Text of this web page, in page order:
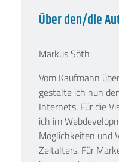
Über den/die
Markus Söth
Vom Kaufmann
gestalte ich nun
Internets. Für die
ich im
Möglichkeiten und
Zeitalters. Für